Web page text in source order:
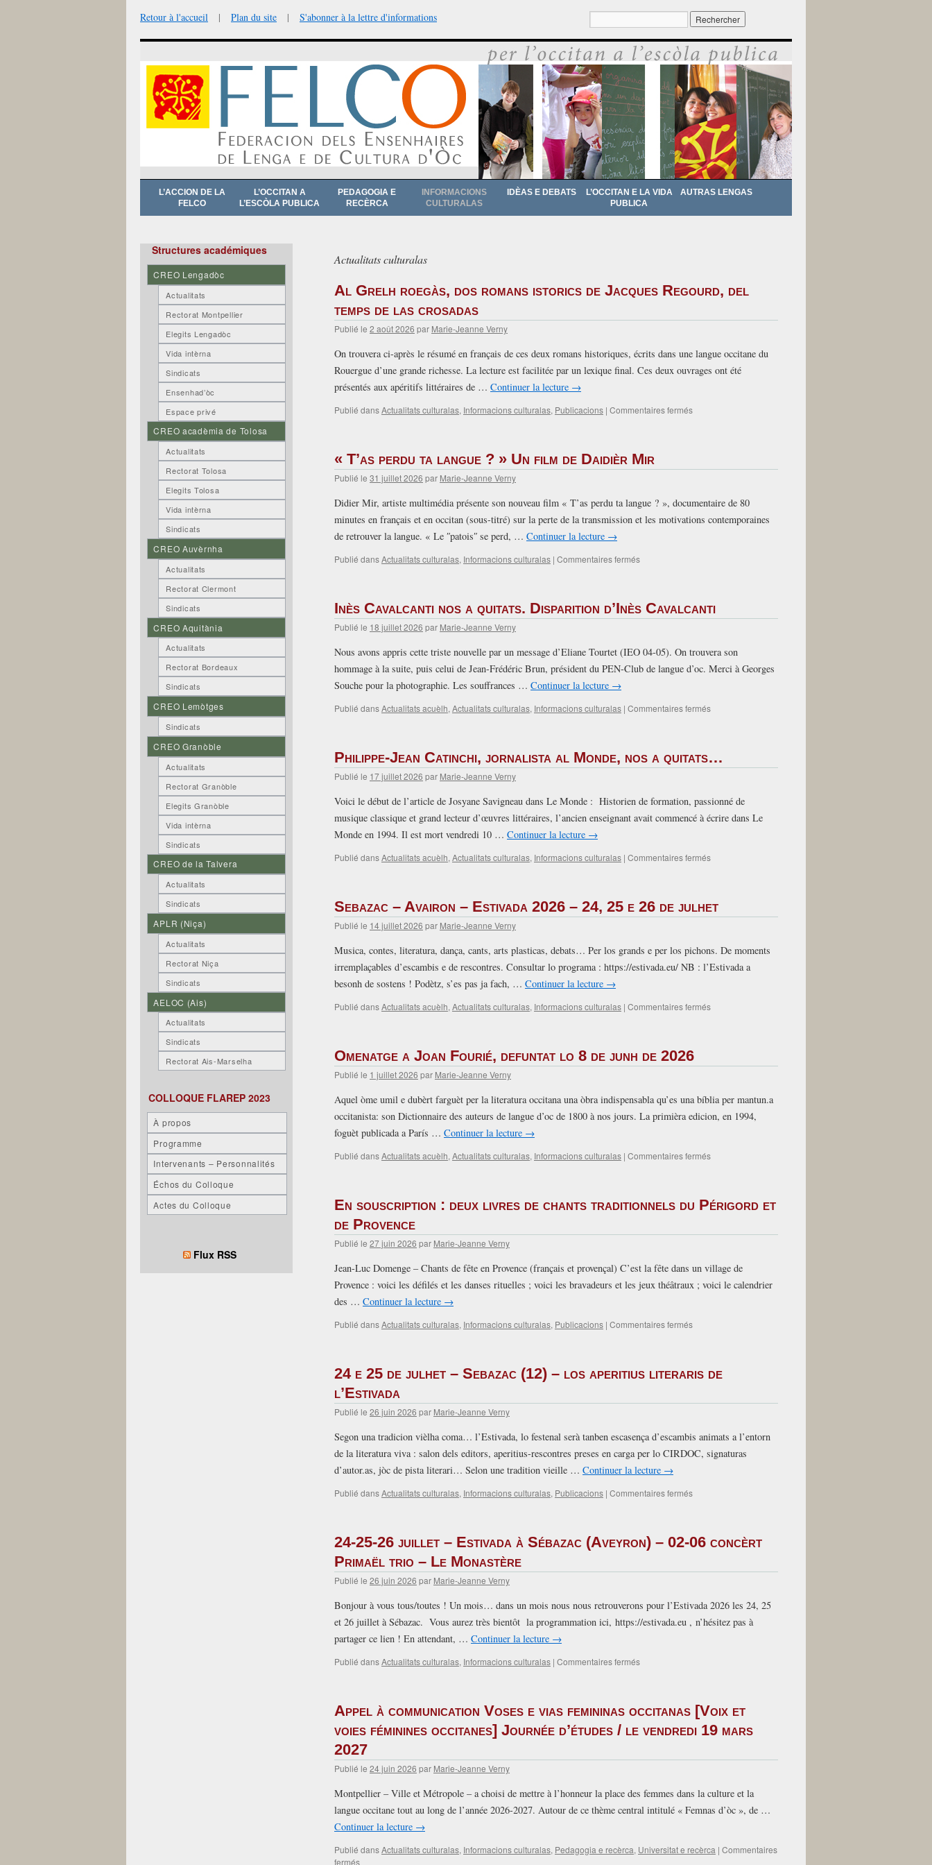
Retour à l'accueil | Plan du site | S'abonner à la lettre d'informations
contenu
L’ACCION DE LA
FELCO
L’OCCITAN A
L’ESCÒLA PUBLICA
PEDAGOGIA E
RECÈRCA
INFORMACIONS
CULTURALAS
IDÈAS E DEBATS
L’OCCITAN E LA VIDA
PUBLICA
AUTRAS LENGAS
Actualitats culturalas
Al Grelh roegàs, dos romans istorics de Jacques Regourd, del
temps de las crosadas
Publié le 2 août 2026 par Marie-Jeanne Verny
On trouvera ci-après le résumé en français de ces deux romans historiques, écrits dans une langue occitane du
Rouergue d’une grande richesse. La lecture est facilitée par un lexique final. Ces deux ouvrages ont été
présentés aux apéritifs littéraires de … Continuer la lecture →
Publié dansActualitats culturalas, Informacions culturalas, Publicacions | Commentaires ferméssur
romans
Jacques
Regourd,
« T’as perdu ta langue ? » Un film de Daidièr Mir
Publié le 31 juillet 2026 par Marie-Jeanne Verny
Didier Mir, artiste multimédia présente son nouveau film « T’as perdu ta langue ? », documentaire de 80
minutes en français et en occitan (sous-titré) sur la perte de la transmission et les motivations contemporaines
de retrouver la langue. « Le ʺpatoisʺ se perd, … Continuer la lecture →
Publié dansActualitats culturalas, Informacions culturalas | Commentaires ferméssur
langue
? »
de
Daidièr
Inès Cavalcanti nos a quitats. Disparition d’Inès Cavalcanti
Publié le 18 juillet 2026 par Marie-Jeanne Verny
Nous avons appris cette triste nouvelle par un message d’Eliane Tourtet (IEO 04-05). On trouvera son
hommage à la suite, puis celui de Jean-Frédéric Brun, président du PEN-Club de langue d’oc. Merci à Georges
Souche pour la photographie. Les souffrances … Continuer la lecture →
Publié dansActualitats acuèlh, Actualitats culturalas, Informacions culturalas | Commentaires ferméssur
quitats.
Cavalcanti
Philippe-Jean Catinchi, jornalista al Monde, nos a quitats…
Publié le 17 juillet 2026 par Marie-Jeanne Verny
Voici le début de l’article de Josyane Savigneau dans Le Monde : Historien de formation, passionné de
musique classique et grand lecteur d’œuvres littéraires, l’ancien enseignant avait commencé à écrire dans Le
Monde en 1994. Il est mort vendredi 10 … Continuer la lecture →
Publié dansActualitats acuèlh, Actualitats culturalas, Informacions culturalas | Commentaires ferméssur
jornalista
al
a
quitats…
Sebazac – Avairon – Estivada 2026 – 24, 25 e 26 de julhet
Publié le 14 juillet 2026 par Marie-Jeanne Verny
Musica, contes, literatura, dança, cants, arts plasticas, debats… Per los grands e per los pichons. De moments
irremplaçables d’escambis e de rescontres. Consultar lo programa : https://estivada.eu/ NB : l’Estivada a
besonh de sostens ! Podètz, s’es pas ja fach, … Continuer la lecture →
Publié dansActualitats acuèlh, Actualitats culturalas, Informacions culturalas | Commentaires ferméssur
Estivada
24,
25
de
Omenatge a Joan Fourié, defuntat lo 8 de junh de 2026
Publié le 1 juillet 2026 par Marie-Jeanne Verny
Aquel òme umil e dubèrt farguèt per la literatura occitana una òbra indispensabla qu’es una bíblia per mantun.a
occitanista: son Dictionnaire des auteurs de langue d’oc de 1800 à nos jours. La primièra edicion, en 1994,
foguèt publicada a París … Continuer la lecture →
Publié dansActualitats acuèlh, Actualitats culturalas, Informacions culturalas | Commentaires ferméssur
Fourié,
junh
de
2026
En souscription : deux livres de chants traditionnels du Périgord et
de Provence
Publié le 27 juin 2026 par Marie-Jeanne Verny
Jean-Luc Domenge – Chants de fête en Provence (français et provençal) C’est la fête dans un village de
Provence : voici les défilés et les danses rituelles ; voici les bravadeurs et les jeux théâtraux ; voici le calendrier
des … Continuer la lecture →
Publié dansActualitats culturalas, Informacions culturalas, Publicacions | Commentaires ferméssur
deux
du
Périgord
et
24 e 25 de julhet – Sebazac (12) – los aperitius literaris de
l’Estivada
Publié le 26 juin 2026 par Marie-Jeanne Verny
Segon una tradicion vièlha coma… l’Estivada, lo festenal serà tanben escasença d’escambis animats a l’entorn
de la literatura viva : salon dels editors, aperitius-rescontres preses en carga per lo CIRDOC, signaturas
d’autor.as, jòc de pista literari… Selon une tradition vieille … Continuer la lecture →
Publié dansActualitats culturalas, Informacions culturalas, Publicacions | Commentaires ferméssur
de
–
los
aperitius
24-25-26 juillet – Estivada à Sébazac (Aveyron) – 02-06 concèrt
Primaël trio – Le Monastère
Publié le 26 juin 2026 par Marie-Jeanne Verny
Bonjour à vous tous/toutes ! Un mois… dans un mois nous nous retrouverons pour l’Estivada 2026 les 24, 25
et 26 juillet à Sébazac. Vous aurez très bientôt la programmation ici, https://estivada.eu , n’hésitez pas à
partager ce lien ! En attendant, … Continuer la lecture →
Publié dansActualitats culturalas, Informacions culturalas | Commentaires ferméssur
juillet
Estivada
Sébazac
02-
06
trio
Appel à communication Voses e vias femininas occitanas [Voix et
voies féminines occitanes] Journée d’études / le vendredi 19 mars
2027
Publié le 24 juin 2026 par Marie-Jeanne Verny
Montpellier – Ville et Métropole – a choisi de mettre à l’honneur la place des femmes dans la culture et la
langue occitane tout au long de l’année 2026-2027. Autour de ce thème central intitulé « Femnas d’òc », de …
Continuer la lecture →
Publié dansActualitats culturalas, Informacions culturalas, Pedagogia e recèrca, Universitat e recèrca | Commentaires
ferméssur
Structures académiques
CREO Lengadòc
Actualitats
Rectorat Montpellier
Elegits Lengadòc
Vida intèrna
Sindicats
Ensenhad’òc
Espace privé
CREO acadèmia de Tolosa
Actualitats
Rectorat Tolosa
Elegits Tolosa
Vida intèrna
Sindicats
CREO Auvèrnha
Actualitats
Rectorat Clermont
Sindicats
CREO Aquitània
Actualitats
Rectorat Bordeaux
Sindicats
CREO Lemòtges
Sindicats
CREO Granòble
Actualitats
Rectorat Granòble
Elegits Granòble
Vida intèrna
Sindicats
CREO de la Talvera
Actualitats
Sindicats
APLR (Niça)
Actualitats
Rectorat Niça
Sindicats
AELOC (Ais)
Actualitats
Sindicats
Rectorat Ais-Marselha
COLLOQUE FLAREP 2023
À propos
Programme
Intervenants – Personnalités
Échos du Colloque
Actes du Colloque
Flux RSS